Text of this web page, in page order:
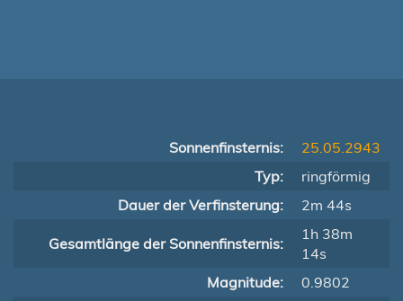
Sonnenfinsternis:
25.05.2943
Typ:
ringförmig
Dauer der Verfinsterung:
2m 44s
Gesamtlänge der Sonnenfinsternis:
1h 38m
14s
Magnitude:
0.9802